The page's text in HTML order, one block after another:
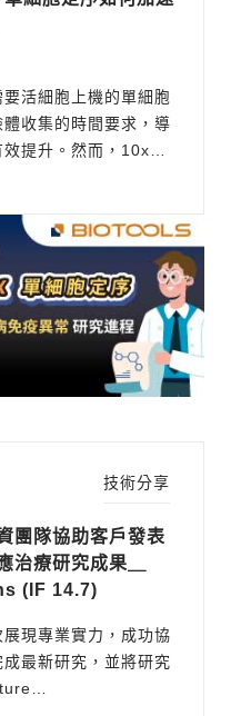
活細胞上機的單細胞
收集的時間要求，導
提升。然而，10x
著提升實驗的靈活性。
團隊協助客戶發表
治療研究成果＿
(IF 14.7)
現專業實力，成功協
最新研究，並將研究
技術分享